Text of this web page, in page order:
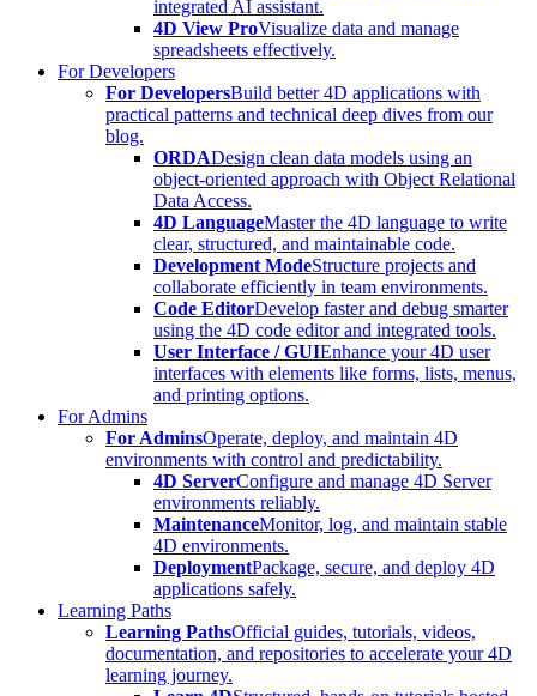
integrated AI assistant.
4D View ProVisualize data and manage
spreadsheets effectively.
For Developers
For DevelopersBuild better 4D applications with
practical patterns and technical deep dives from our
blog.
ORDADesign clean data models using an
object-oriented approach with Object Relational
Data Access.
4D LanguageMaster the 4D language to write
clear, structured, and maintainable code.
Development ModeStructure projects and
collaborate efficiently in team environments.
Code EditorDevelop faster and debug smarter
using the 4D code editor and integrated tools.
User Interface / GUIEnhance your 4D user
interfaces with elements like forms, lists, menus,
and printing options.
For Admins
For AdminsOperate, deploy, and maintain 4D
environments with control and predictability.
4D ServerConfigure and manage 4D Server
environments reliably.
MaintenanceMonitor, log, and maintain stable
4D environments.
DeploymentPackage, secure, and deploy 4D
applications safely.
Learning Paths
Learning PathsOfficial guides, tutorials, videos,
documentation, and repositories to accelerate your 4D
learning journey.